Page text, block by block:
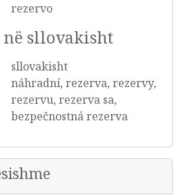
rezervo
sllovakisht
sllovakisht
náhradní, rezerva, rezervy,
rezervu, rezerva sa,
bezpečnostná rezerva